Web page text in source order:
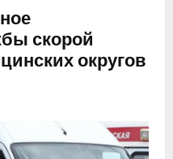
скорой
округов